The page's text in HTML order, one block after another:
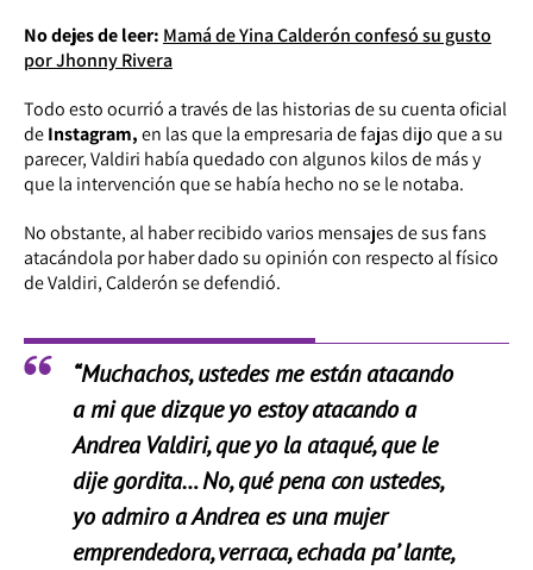
No dejes de leer: Mamá de Yina Calderón confesó su gusto
por Jhonny Rivera
Todo esto ocurrió a través de las historias de su cuenta oficial
deInstagram,en las que la empresaria de fajas dijo que a su
parecer, Valdiri había quedado con algunos kilos de más y
que la intervención que se había hecho no se le notaba.
No obstante, al haber recibido varios mensajes de sus fans
atacándola por haber dado su opinión con respecto al físico
de Valdiri, Calderón se defendió.
“Muchachos, ustedes me están atacando
a mi que dizque yo estoy atacando a
Andrea Valdiri, que yo la ataqué, que le
dije gordita… No, qué pena con ustedes,
yo admiro a Andrea es una mujer
emprendedora, verraca, echada pa’ lante,